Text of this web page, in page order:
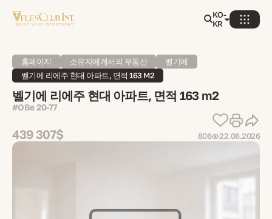
KO-
KR
홈페이지 소유자에게서의 부동산
벨기에
벨기에 리에주 현대 아파트, 면적 163 M2
벨기에 리에주 현대 아파트, 면적 163 m2
#OBe 20-77
439 307$ 806 22.06.2026